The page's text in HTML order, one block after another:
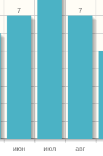
июн июл авг
7
7